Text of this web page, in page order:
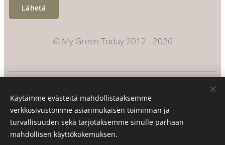
Lähetä
© My Green Today 2012 - 2026
Kielet
Suomi
Svenska
Käytämme evästeitä mahdollistaaksemme
verkkosivustomme asianmukaisen toiminnan ja
turvallisuuden sekä tarjotaksemme sinulle parhaan
mahdollisen käyttökokemuksen.